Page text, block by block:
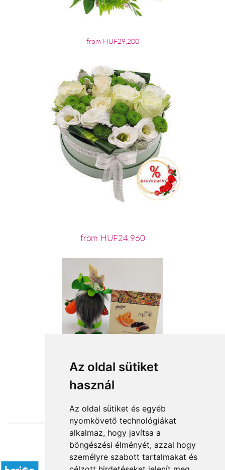
Az oldal sütiket
használ
Az oldal sütiket és egyéb
nyomkövető technológiákat
alkalmaz, hogy javítsa a
böngészési élményét, azzal hogy
személyre szabott tartalmakat és
from HUF29,200
from HUF24,960
from HUF14,800
Accepted payment methods